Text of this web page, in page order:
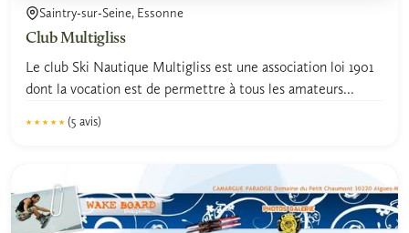
Saintry-sur-Seine, Essonne
Club Multigliss
Le club Ski Nautique Multigliss est une association loi 1901
dont la vocation est de permettre à tous les amateurs...
★★★★★
★★★★★ (5 avis)